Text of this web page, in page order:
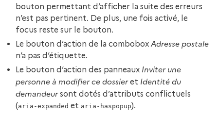
bouton permettant d’afficher la suite des erreurs
n’est pas pertinent. De plus, une fois activé, le
focus reste sur le bouton.
Le bouton d’action de la combobox Adresse postale
n’a pas d’étiquette.
Le bouton d’action des panneaux Inviter une
personne à modifier ce dossieret Identité du
demandeursont dotés d’attributs conflictuels
(aria-expanded et aria-haspopup).